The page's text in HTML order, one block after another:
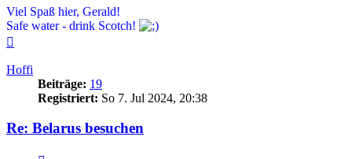
Viel Spaß hier, Gerald!
Safe water - drink Scotch!
Hoffi
Beiträge: 19
Registriert: So 7. Jul 2024, 20:38
Re: Belarus besuchen